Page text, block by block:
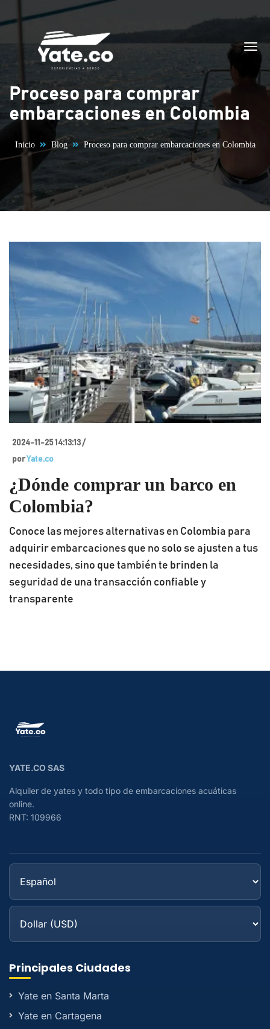
Saltar al contenido
Proceso para comprar
embarcaciones en Colombia
Inicio Blog Proceso para comprar embarcaciones en Colombia
2024-11-25 14:13:13 /
porYate.co
¿Dónde comprar un barco en
Colombia?
Conoce las mejores alternativas en Colombia para
adquirir embarcaciones que no solo se ajusten a tus
necesidades, sino que también te brinden la
seguridad de una transacción confiable y
transparente
YATE.CO SAS
Alquiler de yates y todo tipo de embarcaciones acuáticas
online.
RNT: 109966
Principales Ciudades
Yate en Santa Marta
Yate en Cartagena